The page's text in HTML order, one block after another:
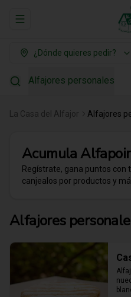
Abrir menu de navegación
¿Dónde quieres pedir?
Alfajores personales
La Casa del Alfajor Alfajores
Acumula
Regístrate, gana puntos con
canjealos por productos y
Alfajores